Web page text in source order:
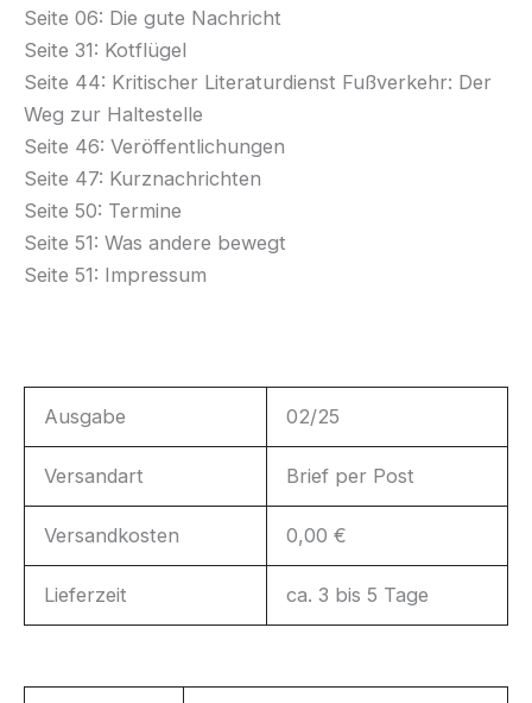
Seite 06: Die gute Nachricht
Seite 31: Kotflügel
Seite 44: Kritischer Literaturdienst Fußverkehr: Der
Weg zur Haltestelle
Seite 46: Veröffentlichungen
Seite 47: Kurznachrichten
Seite 50: Termine
Seite 51: Was andere bewegt
Seite 51: Impressum
Ausgabe 02/25
Versandart Brief per Post
Versandkosten 0,00 €
Lieferzeit ca. 3 bis 5 Tage